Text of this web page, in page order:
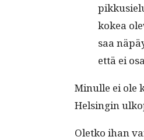
kokea
saa
että ei
Min­ulle ei ole
Helsin­gin
Oletko ihan